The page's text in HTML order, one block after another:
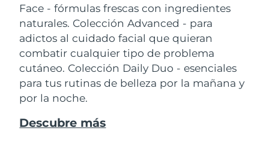
Face - fórmulas frescas con ingredientes
naturales. Colección Advanced - para
adictos al cuidado facial que quieran
combatir cualquier tipo de problema
cutáneo. Colección Daily Duo - esenciales
para tus rutinas de belleza por la mañana y
por la noche.
Descubre más